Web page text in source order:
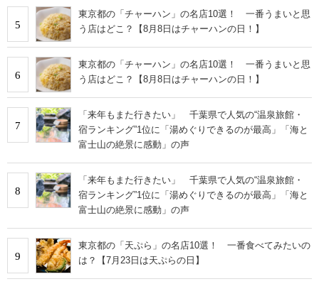
5
東京都の「チャーハン」の名店10選！ 一番うまいと思
う店はどこ？【8月8日はチャーハンの日！】
6
東京都の「チャーハン」の名店10選！ 一番うまいと思
う店はどこ？【8月8日はチャーハンの日！】
7
「来年もまた行きたい」 千葉県で人気の“温泉旅館・
宿ランキング”1位に「湯めぐりできるのが最高」「海と
富士山の絶景に感動」の声
8
「来年もまた行きたい」 千葉県で人気の“温泉旅館・
宿ランキング”1位に「湯めぐりできるのが最高」「海と
富士山の絶景に感動」の声
9
東京都の「天ぷら」の名店10選！ 一番食べてみたいの
は？【7月23日は天ぷらの日】